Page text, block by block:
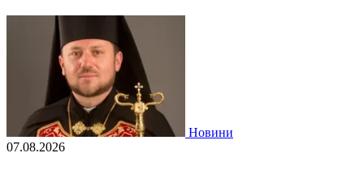
Новини
07.08.2026